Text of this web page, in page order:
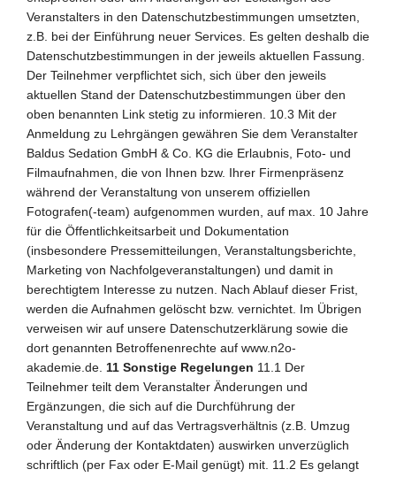
Veranstalters in den Datenschutzbestimmungen umsetzten,
z.B. bei der Einführung neuer Services. Es gelten deshalb die
Datenschutzbestimmungen in der jeweils aktuellen Fassung.
Der Teilnehmer verpflichtet sich, sich über den jeweils
aktuellen Stand der Datenschutzbestimmungen über den
oben benannten Link stetig zu informieren. 10.3 Mit der
Anmeldung zu Lehrgängen gewähren Sie dem Veranstalter
Baldus Sedation GmbH & Co. KG die Erlaubnis, Foto- und
Filmaufnahmen, die von Ihnen bzw. Ihrer Firmenpräsenz
während der Veranstaltung von unserem offiziellen
Fotografen(-team) aufgenommen wurden, auf max. 10 Jahre
für die Öffentlichkeitsarbeit und Dokumentation
(insbesondere Pressemitteilungen, Veranstaltungsberichte,
Marketing von Nachfolgeveranstaltungen) und damit in
berechtigtem Interesse zu nutzen. Nach Ablauf dieser Frist,
werden die Aufnahmen gelöscht bzw. vernichtet. Im Übrigen
verweisen wir auf unsere Datenschutzerklärung sowie die
dort genannten Betroffenenrechte auf www.n2o-
akademie.de. 11 Sonstige Regelungen 11.1 Der
Teilnehmer teilt dem Veranstalter Änderungen und
Ergänzungen, die sich auf die Durchführung der
Veranstaltung und auf das Vertragsverhältnis (z.B. Umzug
oder Änderung der Kontaktdaten) auswirken unverzüglich
schriftlich (per Fax oder E-Mail genügt) mit. 11.2 Es gelangt